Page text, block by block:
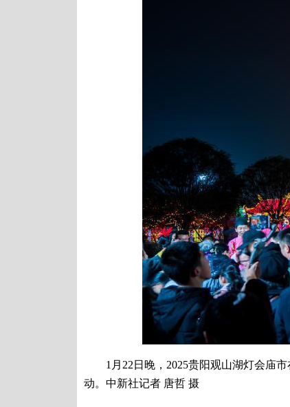
1月22日晚，2025贵阳观山湖灯会庙市
动。中新社记者 唐哲 摄